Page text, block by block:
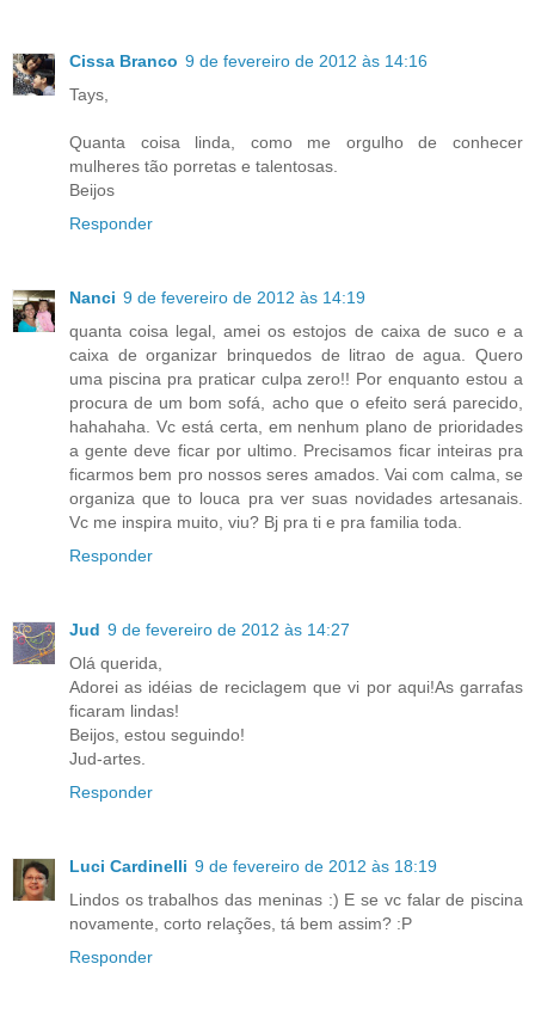
Cissa Branco 9 de fevereiro de 2012 às 14:16
Tays,
Quanta coisa linda, como me orgulho de conhecer
mulheres tão porretas e talentosas.
Beijos
Responder
Nanci 9 de fevereiro de 2012 às 14:19
quanta coisa legal, amei os estojos de caixa de suco e a
caixa de organizar brinquedos de litrao de agua. Quero
uma piscina pra praticar culpa zero!! Por enquanto estou a
procura de um bom sofá, acho que o efeito será parecido,
hahahaha. Vc está certa, em nenhum plano de prioridades
a gente deve ficar por ultimo. Precisamos ficar inteiras pra
ficarmos bem pro nossos seres amados. Vai com calma, se
organiza que to louca pra ver suas novidades artesanais.
Vc me inspira muito, viu? Bj pra ti e pra familia toda.
Responder
Jud 9 de fevereiro de 2012 às 14:27
Olá querida,
Adorei as idéias de reciclagem que vi por aqui!As garrafas
ficaram lindas!
Beijos, estou seguindo!
Jud-artes.
Responder
Luci Cardinelli 9 de fevereiro de 2012 às 18:19
Lindos os trabalhos das meninas :) E se vc falar de piscina
novamente, corto relações, tá bem assim? :P
Responder